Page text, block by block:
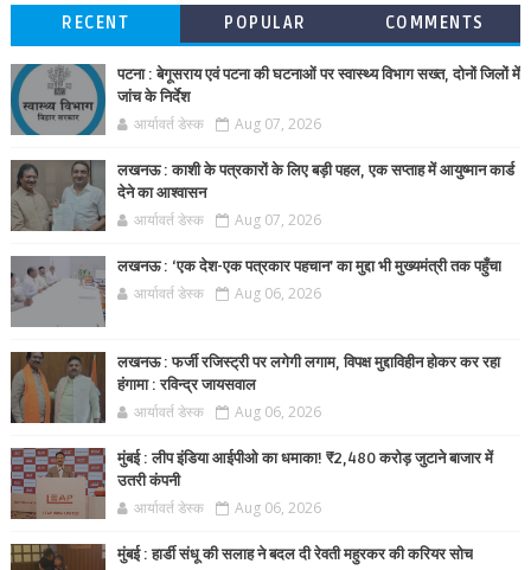
RECENT POPULAR COMMENTS
पटना : बेगूसराय एवं पटना की घटनाओं पर स्वास्थ्य विभाग सख्त, दोनों जिलों में
जांच के निर्देश
आर्यावर्त डेस्क Aug 07, 2026
लखनऊ : काशी के पत्रकारों के लिए बड़ी पहल, एक सप्ताह में आयुष्मान कार्ड
देने का आश्वासन
आर्यावर्त डेस्क Aug 07, 2026
लखनऊ : ‘एक देश-एक पत्रकार पहचान’ का मुद्दा भी मुख्यमंत्री तक पहुँचा
आर्यावर्त डेस्क Aug 06, 2026
लखनऊ : फर्जी रजिस्ट्री पर लगेगी लगाम, विपक्ष मुद्दाविहीन होकर कर रहा
हंगामा : रविन्द्र जायसवाल
आर्यावर्त डेस्क Aug 06, 2026
मुंबई : लीप इंडिया आईपीओ का धमाका! ₹2,480 करोड़ जुटाने बाजार में
उतरी कंपनी
आर्यावर्त डेस्क Aug 06, 2026
मुंबई : हार्डी संधू की सलाह ने बदल दी रेवती महुरकर की करियर सोच